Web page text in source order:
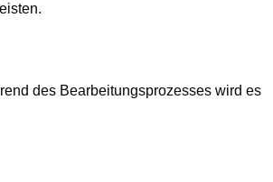
des Bearbeitungsprozesses wird es